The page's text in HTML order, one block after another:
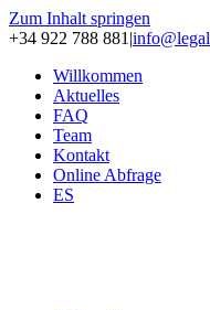
Zum Inhalt springen
+34 922 788 881 |
Willkommen
Aktuelles
FAQ
Team
Kontakt
Online Abfrage
ES